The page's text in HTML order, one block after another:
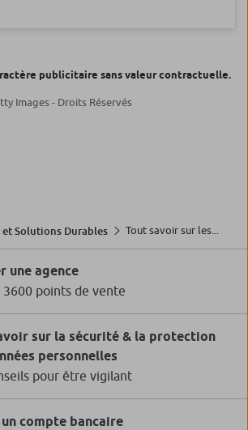
publicitaire sans valeur contractuelle.
Images - Droits Réservés
et Solutions Durables Tout savoir sur les...
une agence
3600 points de vente
sur la sécurité & la protection
personnelles
pour être vigilant
compte bancaire